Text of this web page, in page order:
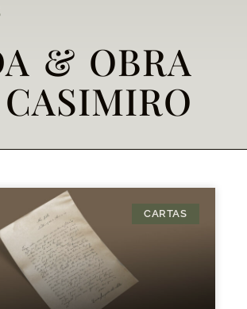
& OBRA
CARTAS